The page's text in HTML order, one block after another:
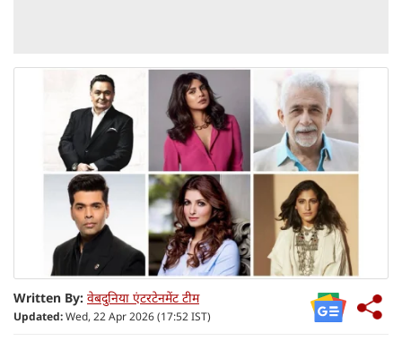
Written By: वेबदुनिया एंटरटेनमेंट टीम
Updated:Wed, 22 Apr 2026 (17:52 IST)